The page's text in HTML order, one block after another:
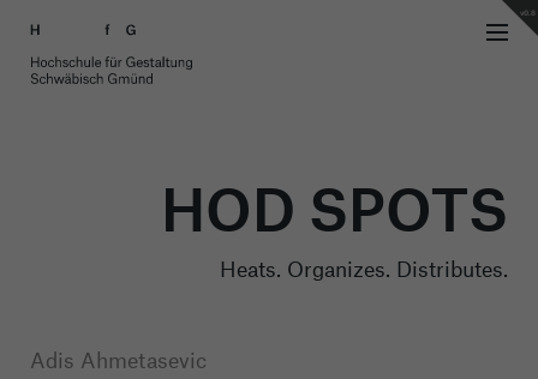
v0.8
HOD SPOTS
Heats. Organizes. Distributes.
Adis Ahmetasevic